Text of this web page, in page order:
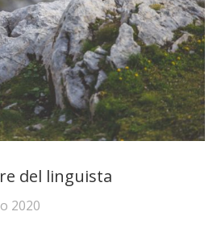
del linguista
2020